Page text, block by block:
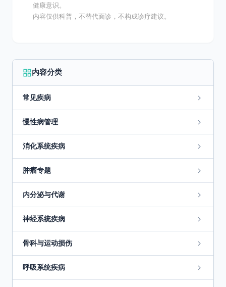
健康意识。
内容仅供科普，不替代面诊，不构成诊疗建议。
内容分类
常见疾病
慢性病管理
消化系统疾病
肿瘤专题
内分泌与代谢
神经系统疾病
骨科与运动损伤
呼吸系统疾病